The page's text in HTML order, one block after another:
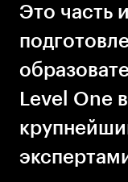
Это часть
Level One